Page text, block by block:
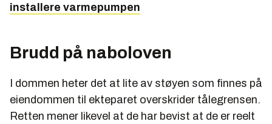
installere varmepumpen
Brudd på naboloven
I dommen heter det at lite av støyen som finnes på
eiendommen til ekteparet overskrider tålegrensen.
Retten mener likevel at de har bevist at de er reelt